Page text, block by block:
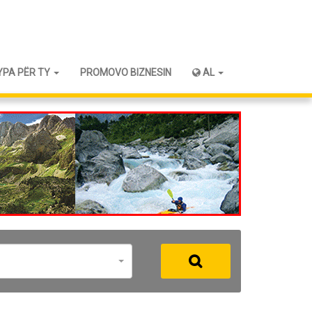
PËR TY PROMOVO BIZNESIN AL